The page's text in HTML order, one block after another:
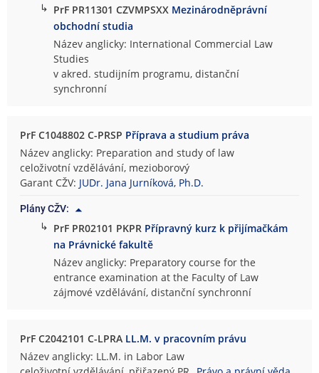
↳ PrF PR11301 CZVMPSXX Mezinárodněprávní
obchodní studia
Název anglicky: International Commercial Law
Studies
v akred. studijním programu, distanční
synchronní
PrF C1048802 C-PRSP Příprava a studium práva
Název anglicky: Preparation and study of law
celoživotní vzdělávání, mezioborový
Garant CŽV: JUDr. Jana Jurníková, Ph.D.
Plány CŽV:
↳ PrF PR02101 PKPR Přípravný kurz k přijímačkám
na Právnické fakultě
Název anglicky: Preparatory course for the
entrance examination at the Faculty of Law
zájmové vzdělávání, distanční synchronní
PrF C2042101 C-LPRA LL.M. v pracovním právu
Název anglicky: LL.M. in Labor Law